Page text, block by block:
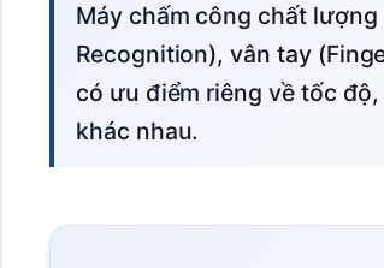
Máy chấm công chất lượng được phân loại theo công nghệ nhận diện: khuôn mặt (Face
Recognition), vân tay
có ưu điểm riêng về tốc
khác nhau.